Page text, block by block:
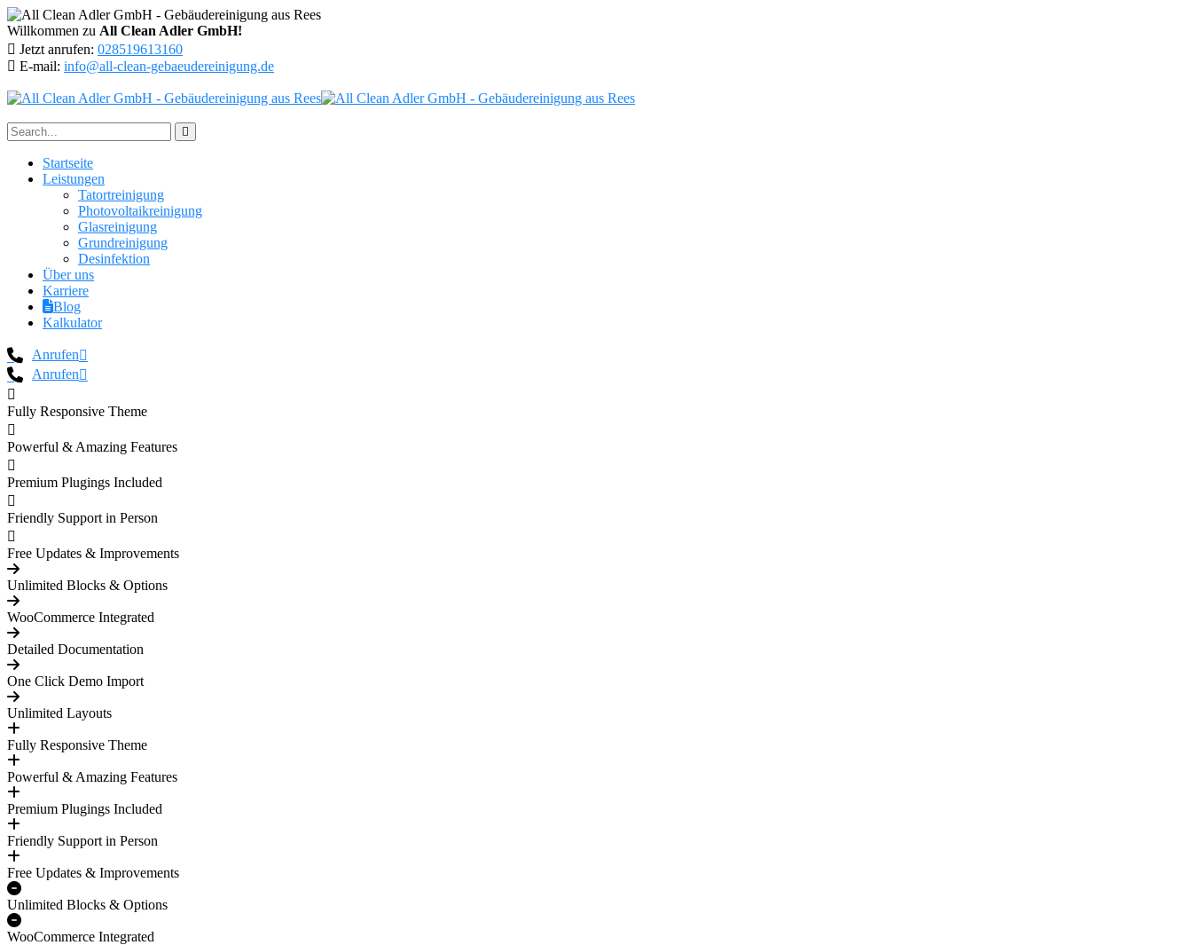
Willkommen zu All Clean Adler GmbH!
Jetzt anrufen: 028519613160
E-mail: info@all-clean-gebaeudereinigung.de
Startseite
Leistungen
Tatortreinigung
Photovoltaikreinigung
Glasreinigung
Grundreinigung
Desinfektion
Über uns
Karriere
Blog
Kalkulator
Anrufen
Anrufen
Fully Responsive Theme
Powerful & Amazing Features
Premium Plugings Included
Friendly Support in Person
Free Updates & Improvements
Unlimited Blocks & Options
WooCommerce Integrated
Detailed Documentation
One Click Demo Import
Unlimited Layouts
Fully Responsive Theme
Powerful & Amazing Features
Premium Plugings Included
Friendly Support in Person
Free Updates & Improvements
Unlimited Blocks & Options
WooCommerce Integrated